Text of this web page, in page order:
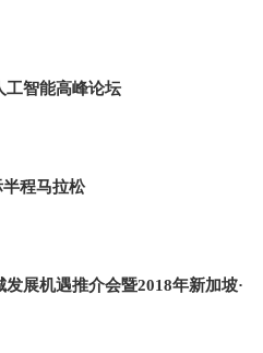
工智能高峰论坛
程马拉松
发展机遇推介会暨2018年新加坡·